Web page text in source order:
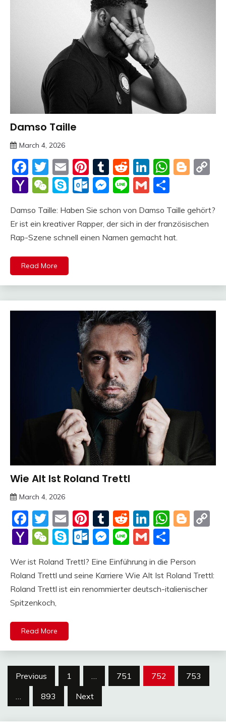
Trends
Damso Taille
March 4, 2026
Facebook
Twitter
EmailPinterest
Tumblr
Reddit
LinkedIn
Yahoo
WeChat
SkypeOutlook.com
Messenger
LineGmail
Damso Taille: Haben Sie schon von Damso Taille gehört?
Er ist ein kreativer Rapper, der sich in der französischen
Rap-Szene schnell einen Namen gemacht hat.
Read More
Trends
Wie Alt Ist Roland Trettl
March 4, 2026
Facebook
Twitter
EmailPinterest
Tumblr
Reddit
LinkedIn
Yahoo
WeChat
SkypeOutlook.com
Messenger
LineGmail
Wer ist Roland Trettl? Eine Einführung in die Person
Roland Trettl und seine Karriere Wie Alt Ist Roland Trettl:
Roland Trettl ist ein renommierter deutsch-italienischer
Spitzenkoch,
Read More
Posts
pagination
Previous 1 … 751 752
753
…
893 Next